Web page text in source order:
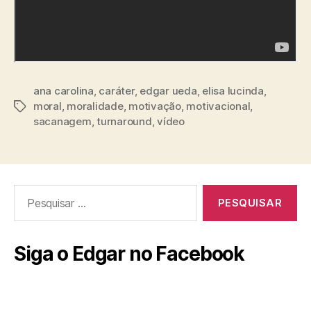
ana carolina caráter, edgar ueda elisa lucinda
moral moralidade, motivação, motivacional
sacanagem ,turnaround ,vídeo
Siga o Edgar no Facebook